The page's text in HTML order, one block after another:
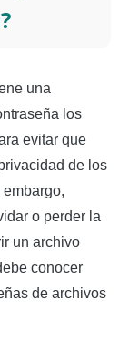
una
los
evitar que
de los
o perder la
un archivo
conocer
de archivos